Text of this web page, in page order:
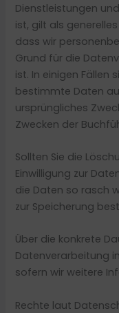
Dienstleistungen
ist, gilt als
dass wir
Grund für die
ist. In einigen Fällen
bestimmte Daten
ursprüngliches
Zwecken der
Sollten Sie die
Einwilligung zur
die Daten so rasch
zur Speicherung
Über die konkrete
Datenverarbeitung
sofern wir weitere
Rechte laut